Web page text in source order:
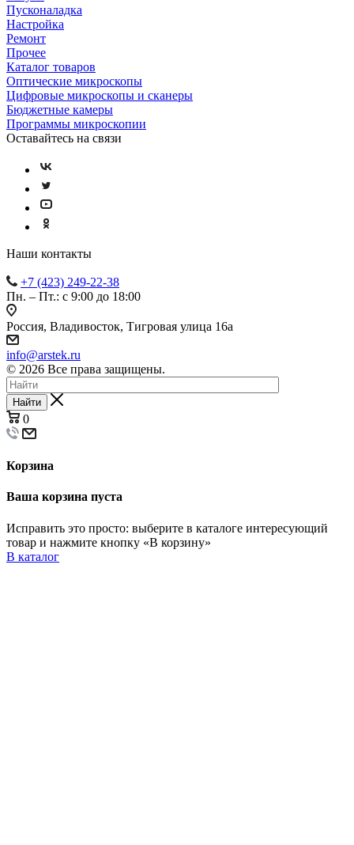
Пусконаладка
Настройка
Ремонт
Прочее
Каталог товаров
Оптические микроскопы
Цифровые микроскопы и сканеры
Бюджетные камеры
Программы микроскопии
Оставайтесь на связи
Наши контакты
+7 (423) 249-22-38
Пн. – Пт.: с 9:00 до 18:00
Россия, Владивосток, Тигровая улица 16а
info@arstek.ru
© 2026 Все права защищены.
Найти
0
Корзина
Ваша корзина пуста
Исправить это просто: выберите в каталоге интересующий
товар и нажмите кнопку «В корзину»
В каталог